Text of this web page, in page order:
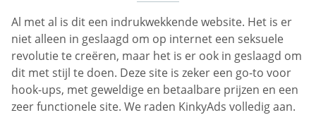
Al met al is dit een indrukwekkende website. Het is er
niet alleen in geslaagd om op internet een seksuele
revolutie te creëren, maar het is er ook in geslaagd om
dit met stijl te doen. Deze site is zeker een go-to voor
hook-ups, met geweldige en betaalbare prijzen en een
zeer functionele site. We raden KinkyAds volledig aan.